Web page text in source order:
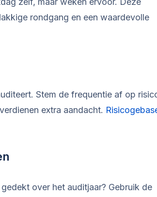
rondgang en een waardevolle
Stem de frequentie af op
extra aandacht.
over het auditjaar? Gebruik de